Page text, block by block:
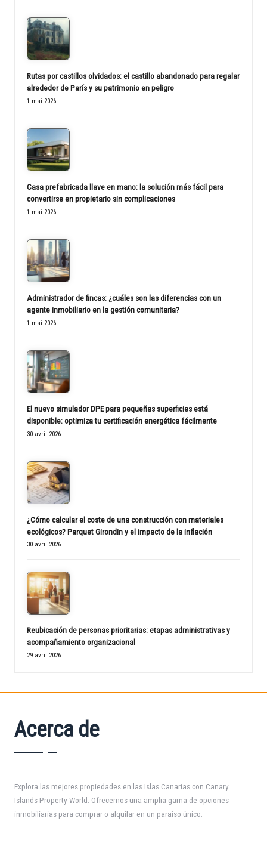
Rutas por castillos olvidados: el castillo abandonado para regalar
alrededor de París y su patrimonio en peligro
1 mai 2026
Casa prefabricada llave en mano: la solución más fácil para
convertirse en propietario sin complicaciones
1 mai 2026
Administrador de fincas: ¿cuáles son las diferencias con un
agente inmobiliario en la gestión comunitaria?
1 mai 2026
El nuevo simulador DPE para pequeñas superficies está
disponible: optimiza tu certificación energética fácilmente
30 avril 2026
¿Cómo calcular el coste de una construcción con materiales
ecológicos? Parquet Girondin y el impacto de la inflación
30 avril 2026
Reubicación de personas prioritarias: etapas administrativas y
acompañamiento organizacional
29 avril 2026
Acerca de
Explora las mejores propiedades en las Islas Canarias con Canary
Islands Property World. Ofrecemos una amplia gama de opciones
inmobiliarias para comprar o alquilar en un paraíso único.